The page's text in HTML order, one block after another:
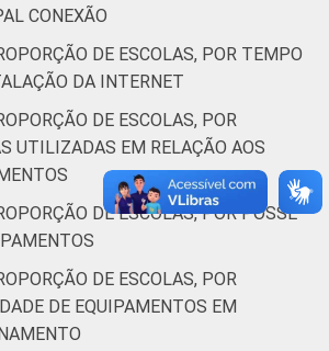
CONEXÃO
DE ESCOLAS, POR TEMPO
DA INTERNET
DE ESCOLAS, POR
UTILIZADAS EM RELAÇÃO AOS
DE ESCOLAS, POR POSSE
DE ESCOLAS, POR
DE EQUIPAMENTOS EM